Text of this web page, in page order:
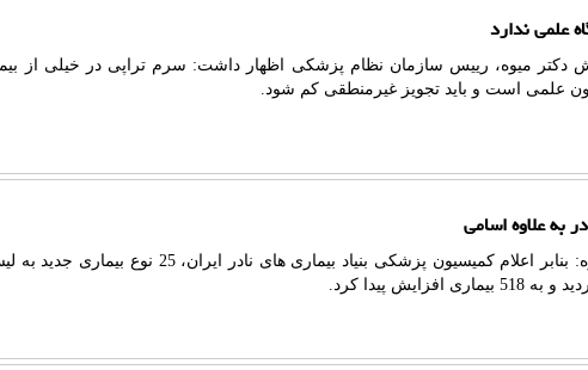
علمی ندارد
دکتر میوه، رییس سازمان نظام پزشکی اظهار داشت: سرم تراپی در خیلی از
علمی است و باید تجویز غیرمنطقی کم شود.
دکتر میوه: بنابر اعلام کمیسیون پزشکی بنیاد بیماری
افزایش پیدا کرد.